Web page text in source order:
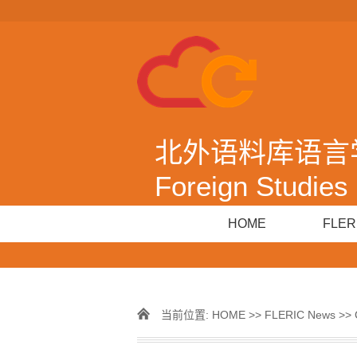
北外语料库语
Foreign
HOME
当前位置: HOME >> FLERIC News >>